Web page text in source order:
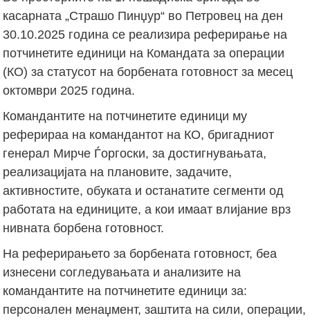
касарната „Страшо Пинџур“ во Петровец на ден
30.10.2025 година се реализира реферирање на
потчинетите единици на Командата за операции
(КО) за статусот на борбената готовност за месец
октомври 2025 година.
Командантите на потчинетите единици му
реферираа на командантот на КО, бригадниот
генерал Мирче Ѓоргоски, за достигнувањата,
реализацијата на плановите, задачите,
активностите, обуката и останатите сегменти од
работата на единиците, а кои имаат влијание врз
нивната борбена готовност.
На реферирањето за борбената готовност, беа
изнесени согледувањата и анализите на
командантите на потчинетите единици за:
персонален менаџмент, заштита на сили, операции,